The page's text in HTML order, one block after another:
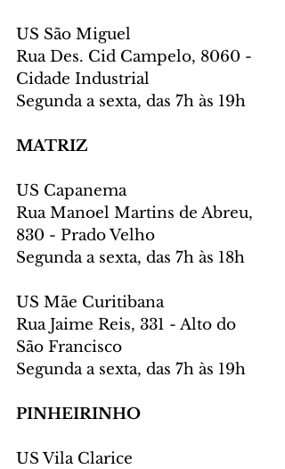
US São Miguel
Rua Des. Cid Campelo, 8060 -
Cidade Industrial
Segunda a sexta, das 7h às 19h
MATRIZ
US Capanema
Rua Manoel Martins de Abreu,
830 - Prado Velho
Segunda a sexta, das 7h às 18h
US Mãe Curitibana
Rua Jaime Reis, 331 - Alto do
São Francisco
Segunda a sexta, das 7h às 19h
PINHEIRINHO
US Vila Clarice